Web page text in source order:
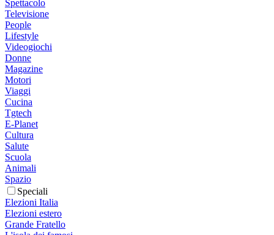
Spettacolo
Televisione
People
Lifestyle
Videogiochi
Donne
Magazine
Motori
Viaggi
Cucina
Tgtech
E-Planet
Cultura
Salute
Scuola
Animali
Spazio
Speciali
Elezioni Italia
Elezioni estero
Grande Fratello